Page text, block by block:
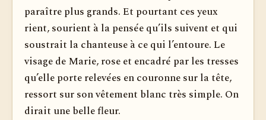
paraître plus grands. Et pourtant ces yeux
rient, sourient à la pensée qu’ils suivent et qui
soustrait la chanteuse à ce qui l’entoure. Le
visage de Marie, rose et encadré par les tresses
qu’elle porte relevées en couronne sur la tête,
ressort sur son vêtement blanc très simple. On
dirait une belle fleur.